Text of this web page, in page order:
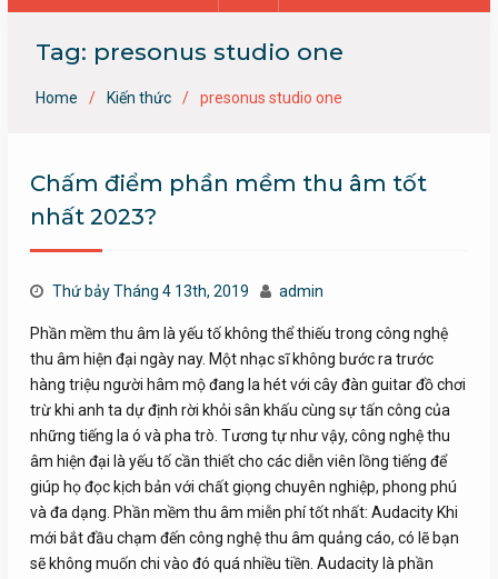
Tag: presonus studio one
Home Kiến thức presonus studio one
Chấm điểm phần mềm thu âm tốt
nhất 2023?
Thứ bảy Tháng 4 13th, 2019 admin
Phần mềm thu âm là yếu tố không thể thiếu trong công nghệ
thu âm hiện đại ngày nay. Một nhạc sĩ không bước ra trước
hàng triệu người hâm mộ đang la hét với cây đàn guitar đồ chơi
trừ khi anh ta dự định rời khỏi sân khấu cùng sự tấn công của
những tiếng la ó và pha trò. Tương tự như vậy, công nghệ thu
âm hiện đại là yếu tố cần thiết cho các diễn viên lồng tiếng để
giúp họ đọc kịch bản với chất giọng chuyên nghiệp, phong phú
và đa dạng. Phần mềm thu âm miễn phí tốt nhất: Audacity Khi
mới bắt đầu chạm đến công nghệ thu âm quảng cáo, có lẽ bạn
sẽ không muốn chi vào đó quá nhiều tiền. Audacity là phần